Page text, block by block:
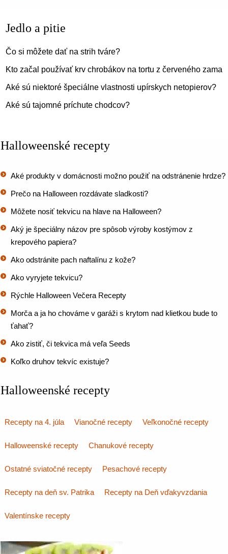
Jedlo a pitie
Čo si môžete dať na strih tváre?
Kto začal používať krv chrobákov na tortu z červeného
Aké sú niektoré špeciálne vlastnosti upírskych netopierov?
Aké sú tajomné príchute chodcov?
Halloweenské recepty
Aké produkty v domácnosti možno použiť na odstránenie hrdze?
Prečo na Halloween rozdávate sladkosti?
Môžete nosiť tekvicu na hlave na Halloween?
Aký je špeciálny názov pre spôsob výroby kostýmov z
krepového papiera?
Ako odstránite pach naftalínu z kože?
Ako vyryjete tekvicu?
Rýchle Halloween Večera Recepty
Morča a ja ho chováme v garáži s krytom nad klietkou bude to
ťahať?
Ako zistiť, či tekvica má veľa Seeds
Koľko druhov tekvíc existuje?
Halloweenské recepty
Recepty na 4. júla Vianočné recepty Veľkonočné recepty
Halloweenské recepty Chanukové recepty
Ostatné sviatočné recepty Pesachové recepty
Recepty na deň sv. Patrika Recepty na Deň vďakyvzdania
Valentínske recepty